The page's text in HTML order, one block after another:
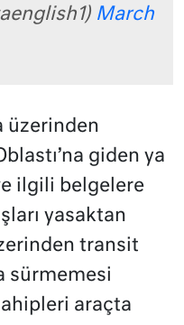
March
üzerinden
giden ya
ilgili belgelere
yasaktan
transit
sürmemesi
araçta